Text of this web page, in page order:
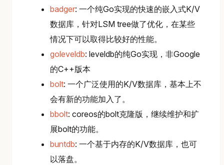
badger: 一个纯Go实现的快速的嵌入式K/V
数据库，针对LSM tree做了优化，在某些
情况下可以取得比较好的性能。
goleveldb: leveldb的纯Go实现，非Google
的C++版本
bolt: 一个广泛使用的K/V数据库，基本上不
会有新的功能加入了。
bbolt: coreos的bolt克隆版，继续维护和扩
展bolt的功能。
buntdb: 一个基于内存的K/V数据库，也可
以落盘。